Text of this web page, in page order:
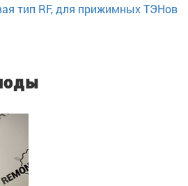
тип RF, для прижимных ТЭНов